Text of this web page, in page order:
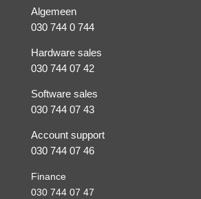
Algemeen
030 744 0 744
Hardware sales
030 744 07 42
Software sales
030 744 07 43
Account support
030 744 07 46
Finance
030 744 07 47